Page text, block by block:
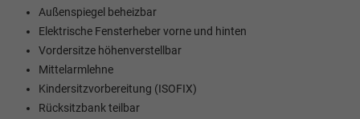
Außenspiegel beheizbar
Elektrische Fensterheber vorne und hinten
Vordersitze höhenverstellbar
Mittelarmlehne
Kindersitzvorbereitung (ISOFIX)
Rücksitzbank teilbar